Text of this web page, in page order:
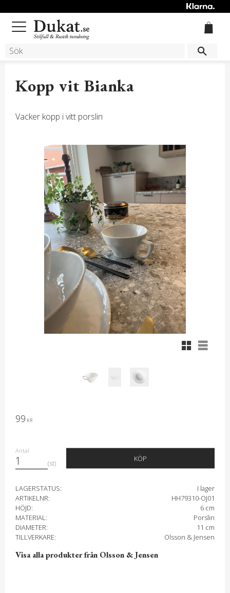
Meny
Kopp vit Bianka
Vacker kopp i vitt porslin
Rutnätsvy
Listvy
99 KR
Antal
st
KÖP
LAGERSTATUS
I lager
ARTIKELNR
HH79310-OJ01
HÖJD
6 cm
MATERIAL
Porslin
DIAMETER
11 cm
TILLVERKARE
Olsson & Jensen
Visa alla produkter från Olsson & Jensen